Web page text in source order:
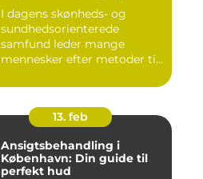
I dagens skønheds- og
sundhedsorienterede
samfund leder mange
mennesker efter metoder til
13. feb
Ansigtsbehandling i
København: Din guide til
perfekt hud